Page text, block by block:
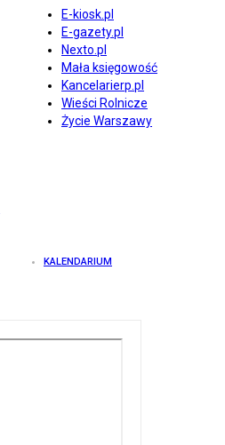
E-kiosk.pl
E-gazety.pl
Nexto.pl
Mała księgowość
Kancelarierp.pl
Wieści Rolnicze
Życie Warszawy
KALENDARIUM